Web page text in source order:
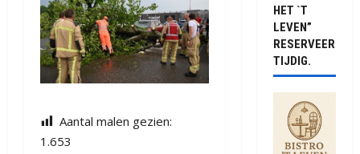
Aantal malen gezien:
1.653
HET `T
LEVEN”
RESERVEER
TIJDIG.